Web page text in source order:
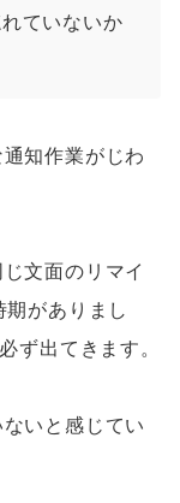
ていないか
知作業がじわ
文面のリマイ
がありまし
ず出てきます。
いと感じてい